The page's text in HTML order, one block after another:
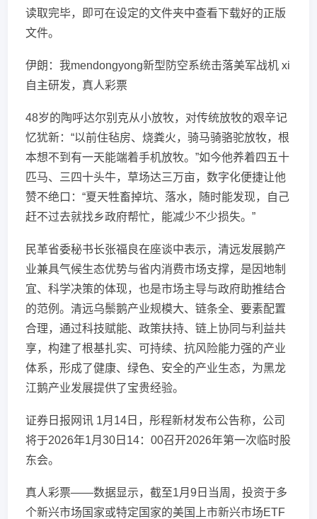
读取完毕，即可在设定的文件夹中查看下载好的正版
文件。
伊朗：我mendongyong新型防空系统击落美军战机 xi
自主研发，真人彩票
48岁的陶呼达尔别克从小放牧，对传统放牧的艰辛记
忆犹新：“以前住毡房、烧粪火，骑马骑骆驼放牧，根
本想不到有一天能端着手机放牧。”如今他养着四五十
匹马、三四十头牛，草场达三万亩，数字化便捷让他
赞不绝口：“夏天牲畜掉坑、落水，随时能发现，自己
赶不过去就找乡政府帮忙，能减少不少损失。”
民革省委秘书长张福良在座谈中表示，清远发展鹅产
业兼具气候生态优势与省内消费市场支撑，是因地制
宜、科学决策的体现，也是市场主导与政府助推结合
的范例。清远乌鬃鹅产业规模大、链条全、要素配置
合理，通过科技赋能、政策扶持、链上协同与利益共
享，构建了根基扎实、可持续、抗风险能力强的产业
体系，形成了健康、绿色、安全的产业生态，为黑龙
江鹅产业发展提供了宝贵经验。
证券日报网讯 1月14日，彤程新材发布公告称，公司
将于2026年1月30日14：00召开2026年第一次临时股
东会。
真人彩票——数据显示，截至1月9日当周，投资于多
个新兴市场国家或特定国家的美国上市新兴市场ETF